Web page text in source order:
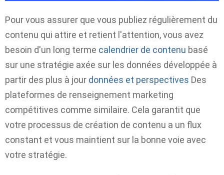
Pour vous assurer que vous publiez régulièrement du
contenu qui attire et retient l'attention, vous avez
besoin d'un long terme calendrier de contenu basé
sur une stratégie axée sur les données développée à
partir des plus à jour données et perspectives Des
plateformes de renseignement marketing
compétitives comme similaire. Cela garantit que
votre processus de création de contenu a un flux
constant et vous maintient sur la bonne voie avec
votre stratégie.